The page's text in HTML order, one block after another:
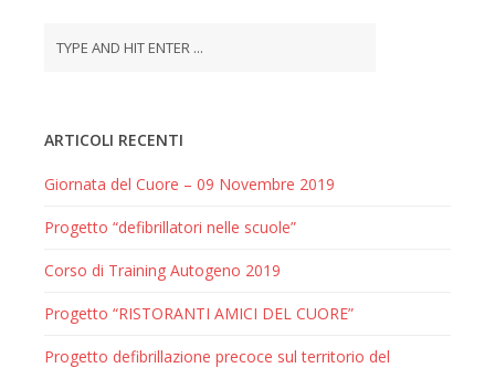
ARTICOLI RECENTI
Giornata del Cuore – 09 Novembre 2019
Progetto “defibrillatori nelle scuole”
Corso di Training Autogeno 2019
Progetto “RISTORANTI AMICI DEL CUORE”
Progetto defibrillazione precoce sul territorio del